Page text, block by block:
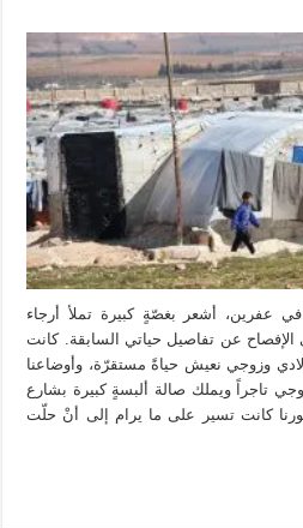
عفرين، أشعر بغصّةٍ كبيرة تملأ أرجاء
عن تفاصيل حياتي السابقة. كانت
وزوجي نعيش حياةً مستقرّة، وأوضاعنا
تاجراً ويملك صالة ألبسةٍ كبيرة بشارع
كانت تسير على ما يرام إلى أنْ حلّت